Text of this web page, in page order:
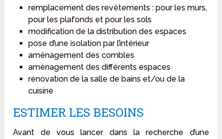
remplacement des revêtements : pour les murs,
pour les plafonds et pour les sols
modification de la distribution des espaces
pose d’une isolation par l’intérieur
aménagement des combles
aménagement des différents espaces
rénovation de la salle de bains et/ou de la
cuisine
ESTIMER LES BESOINS
Avant de vous lancer dans la recherche d’une